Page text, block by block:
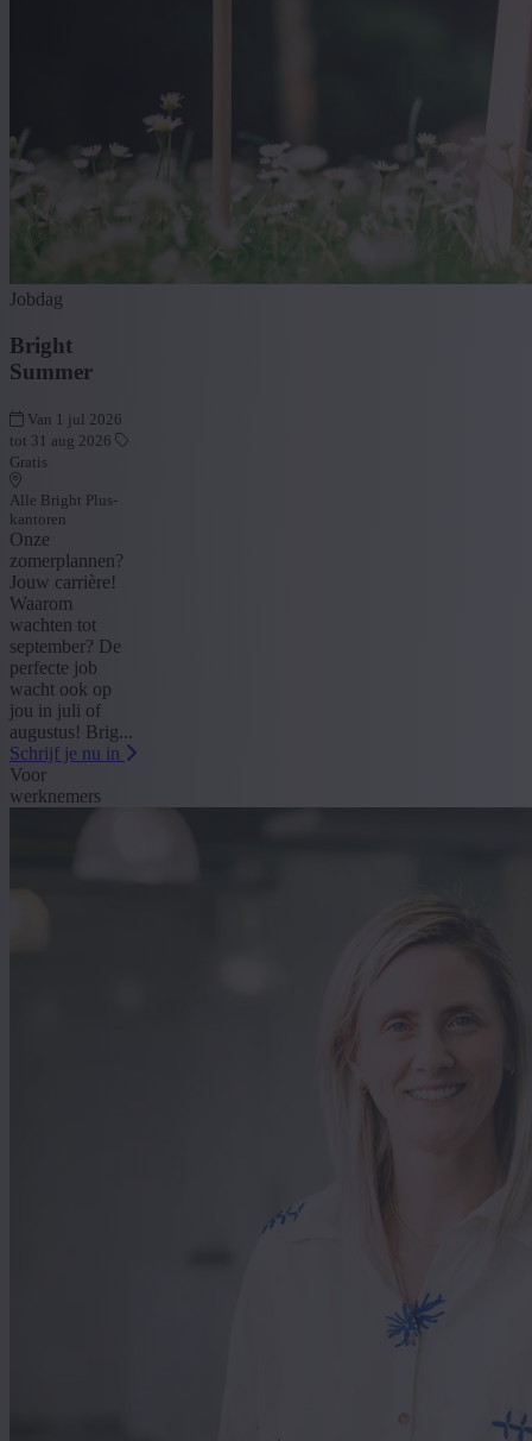
Jobdag
Bright
Summer
Van 1 jul 2026
tot 31 aug 2026
Gratis
Alle Bright Plus-
kantoren
Onze
zomerplannen?
Jouw carrière!
Waarom
wachten tot
september? De
perfecte job
wacht ook op
jou in juli of
augustus! Brig...
Schrijf je nu in
Voor
werknemers